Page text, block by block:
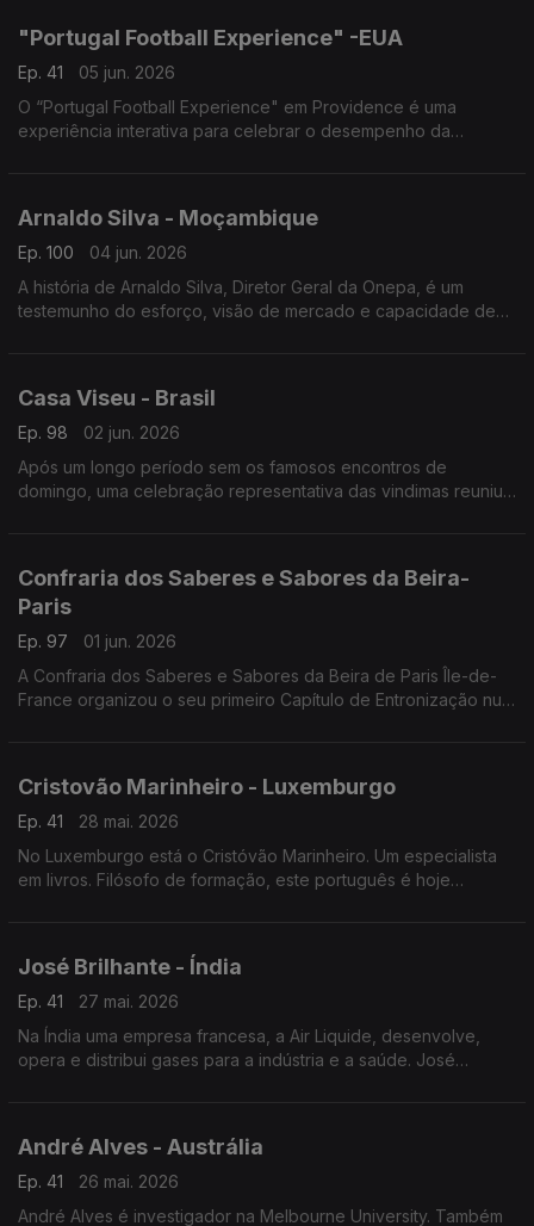
"Portugal Football Experience" -EUA
Ep. 41
05 jun. 2026
O “Portugal Football Experience" em Providence é uma
experiência interativa para celebrar o desempenho da
Arnaldo Silva - Moçambique
Ep. 100
04 jun. 2026
A história de Arnaldo Silva, Diretor Geral da Onepa, é um
testemunho do esforço, visão de mercado e capacidade de
Casa Viseu - Brasil
Ep. 98
02 jun. 2026
Após um longo período sem os famosos encontros de
domingo, uma celebração representativa das vindimas reuniu
Confraria dos Saberes e Sabores da Beira-
Paris
Ep. 97
01 jun. 2026
A Confraria dos Saberes e Sabores da Beira de Paris Île-de-
France organizou o seu primeiro Capítulo de Entronização num
Cristovão Marinheiro - Luxemburgo
Ep. 41
28 mai. 2026
No Luxemburgo está o Cristóvão Marinheiro. Um especialista
em livros. Filósofo de formação, este português é hoje
José Brilhante - Índia
Ep. 41
27 mai. 2026
Na Índia uma empresa francesa, a Air Liquide, desenvolve,
opera e distribui gases para a indústria e a saúde. José
André Alves - Austrália
Ep. 41
26 mai. 2026
André Alves é investigador na Melbourne University. Também